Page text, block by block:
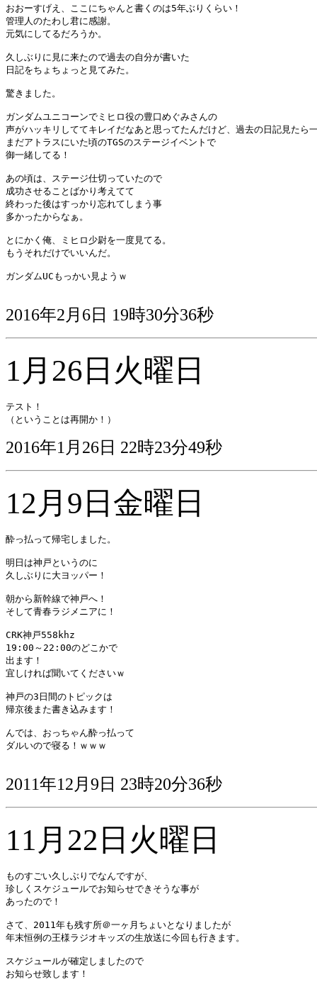
おおーすげえ、ここにちゃんと書くのは5年ぶりくらい！
管理人のたわし君に感謝。
元気にしてるだろうか。
久しぶりに見に来たので過去の自分が書いた
日記をちょちょっと見てみた。
驚きました。
ガンダムユニコーンでミヒロ役の豊口めぐみさんの
声がハッキリしててキレイだなあと思ってたんだけど、過去の日記見たら
まだアトラスにいた頃のTGSのステージイベントで
御一緒してる！
あの頃は、ステージ仕切っていたので
成功させることばかり考えてて
終わった後はすっかり忘れてしまう事
多かったからなぁ。
とにかく俺、ミヒロ少尉を一度見てる。
もうそれだけでいいんだ。
ガンダムUCもっかい見ようｗ
2016年2月6日 19時30分36秒
1月26日火曜日
テスト！
（ということは再開か！）
2016年1月26日 22時23分49秒
12月9日金曜日
酔っ払って帰宅しました。
明日は神戸というのに
久しぶりに大ヨッパー！
朝から新幹線で神戸へ！
そして青春ラジメニアに！
CRK神戸558khz
19:00～22:00のどこかで
出ます！
宜しければ聞いてくださいｗ
神戸の3日間のトピックは
帰京後また書き込みます！
んでは、おっちゃん酔っ払って
ダルいので寝る！ｗｗｗ
2011年12月9日 23時20分36秒
11月22日火曜日
ものすごい久しぶりでなんですが、
珍しくスケジュールでお知らせできそうな事が
あったので！
さて、2011年も残す所＠一ヶ月ちょいとなりましたが
年末恒例の王様ラジオキッズの生放送に今回も行きます。
スケジュールが確定しましたので
お知らせ致します！